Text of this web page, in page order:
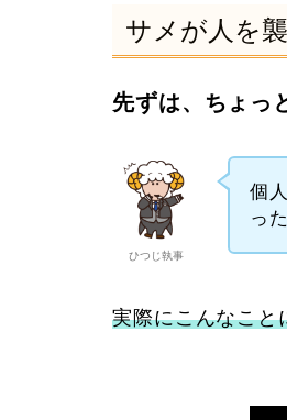
サメが人を
先ずは、ちょっ
ひつじ執事
個
っ
実際にこんなこと